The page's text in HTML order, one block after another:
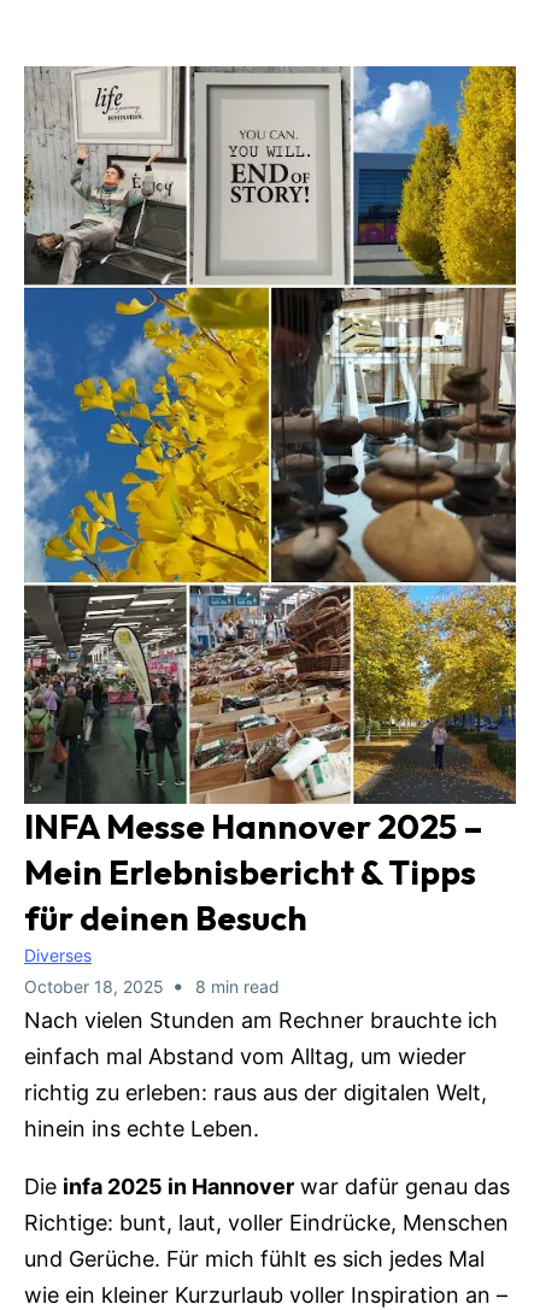
INFA Messe Hannover 2025 –
Mein Erlebnisbericht & Tipps
für deinen Besuch
Diverses
October 18, 2025 • 8 min read
Nach vielen Stunden am Rechner brauchte ich
einfach mal Abstand vom Alltag, um wieder
richtig zu erleben: raus aus der digitalen Welt,
hinein ins echte Leben.
Die infa 2025 in Hannover war dafür genau das
Richtige: bunt, laut, voller Eindrücke, Menschen
und Gerüche. Für mich fühlt es sich jedes Mal
wie ein kleiner Kurzurlaub voller Inspiration an –